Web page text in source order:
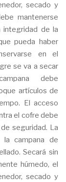
secado y
mantenerse
integridad de la
pueda haber
en el
se va a secar
debe
artículos de
El acceso
el cofre debe
seguridad. La
la campana de
Secará sin
húmedo, el
secado y